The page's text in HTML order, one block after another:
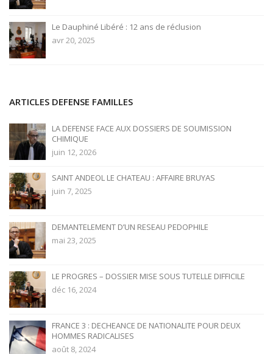
Le Dauphiné Libéré : 12 ans de réclusion
avr 20, 2025
ARTICLES DEFENSE FAMILLES
LA DEFENSE FACE AUX DOSSIERS DE SOUMISSION
CHIMIQUE
juin 12, 2026
SAINT ANDEOL LE CHATEAU : AFFAIRE BRUYAS
juin 7, 2025
DEMANTELEMENT D’UN RESEAU PEDOPHILE
mai 23, 2025
LE PROGRES – DOSSIER MISE SOUS TUTELLE DIFFICILE
déc 16, 2024
FRANCE 3 : DECHEANCE DE NATIONALITE POUR DEUX
HOMMES RADICALISES
août 8, 2024